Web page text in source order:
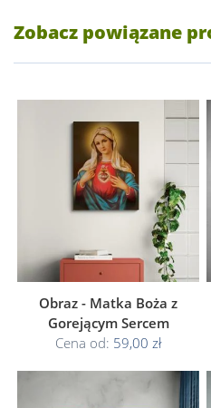
Zobacz powiązane
Obraz - Matka Boża z
Gorejącym Sercem
Cena od: 59,00 zł